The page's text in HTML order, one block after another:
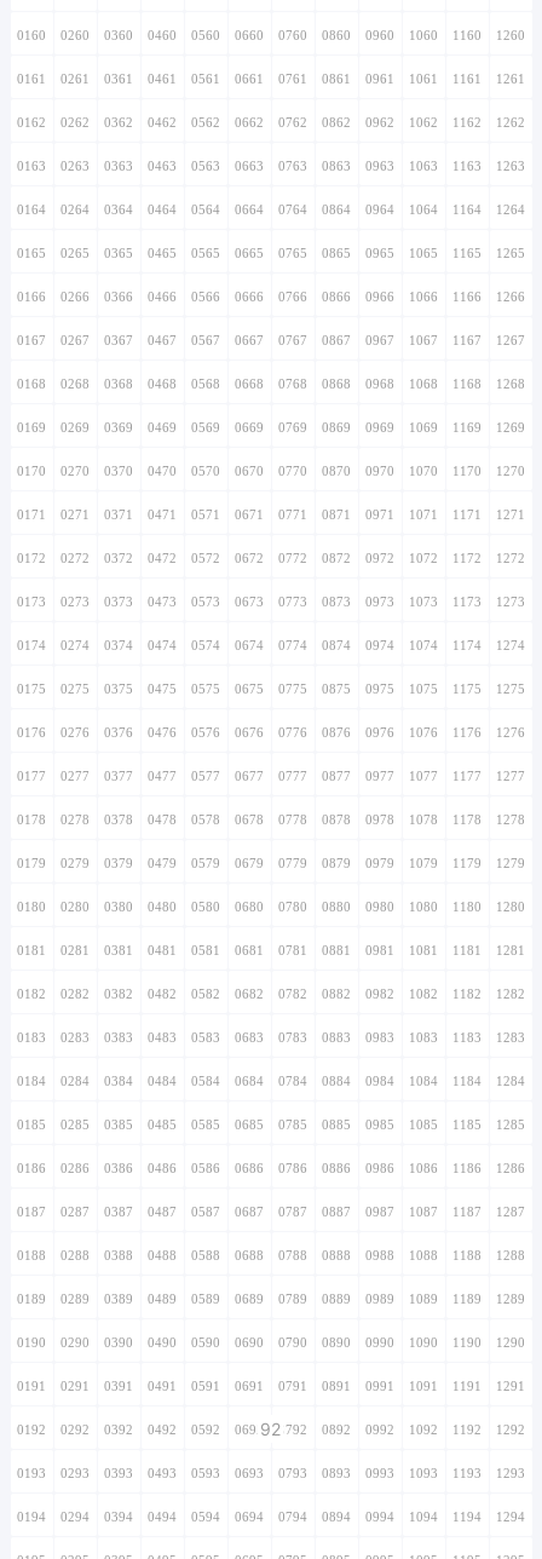
0160 0260 0360 0460 0560 0660 0760 0860 0960 1060 1160 1260
0161 0261 0361 0461 0561 0661 0761 0861 0961 1061 1161 1261
0162 0262 0362 0462 0562 0662 0762 0862 0962 1062 1162 1262
0163 0263 0363 0463 0563 0663 0763 0863 0963 1063 1163 1263
0164 0264 0364 0464 0564 0664 0764 0864 0964 1064 1164 1264
0165 0265 0365 0465 0565 0665 0765 0865 0965 1065 1165 1265
0166 0266 0366 0466 0566 0666 0766 0866 0966 1066 1166 1266
0167 0267 0367 0467 0567 0667 0767 0867 0967 1067 1167 1267
0168 0268 0368 0468 0568 0668 0768 0868 0968 1068 1168 1268
0169 0269 0369 0469 0569 0669 0769 0869 0969 1069 1169 1269
0170 0270 0370 0470 0570 0670 0770 0870 0970 1070 1170 1270
0171 0271 0371 0471 0571 0671 0771 0871 0971 1071 1171 1271
0172 0272 0372 0472 0572 0672 0772 0872 0972 1072 1172 1272
0173 0273 0373 0473 0573 0673 0773 0873 0973 1073 1173 1273
0174 0274 0374 0474 0574 0674 0774 0874 0974 1074 1174 1274
0175 0275 0375 0475 0575 0675 0775 0875 0975 1075 1175 1275
0176 0276 0376 0476 0576 0676 0776 0876 0976 1076 1176 1276
0177 0277 0377 0477 0577 0677 0777 0877 0977 1077 1177 1277
0178 0278 0378 0478 0578 0678 0778 0878 0978 1078 1178 1278
0179 0279 0379 0479 0579 0679 0779 0879 0979 1079 1179 1279
0180 0280 0380 0480 0580 0680 0780 0880 0980 1080 1180 1280
0181 0281 0381 0481 0581 0681 0781 0881 0981 1081 1181 1281
0182 0282 0382 0482 0582 0682 0782 0882 0982 1082 1182 1282
0183 0283 0383 0483 0583 0683 0783 0883 0983 1083 1183 1283
0184 0284 0384 0484 0584 0684 0784 0884 0984 1084 1184 1284
0185 0285 0385 0485 0585 0685 0785 0885 0985 1085 1185 1285
0186 0286 0386 0486 0586 0686 0786 0886 0986 1086 1186 1286
0187 0287 0387 0487 0587 0687 0787 0887 0987 1087 1187 1287
0188 0288 0388 0488 0588 0688 0788 0888 0988 1088 1188 1288
0189 0289 0389 0489 0589 0689 0789 0889 0989 1089 1189 1289
0190 0290 0390 0490 0590 0690 0790 0890 0990 1090 1190 1290
0191 0291 0391 0491 0591 0691 0791 0891 0991 1091 1191 1291
0192 0292 0392 0492 0592 0692920792 0892 0992 1092 1192 1292
0193 0293 0393 0493 0593 0693 0793 0893 0993 1093 1193 1293
0194 0294 0394 0494 0594 0694 0794 0894 0994 1094 1194 1294